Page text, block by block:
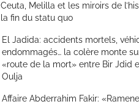
Ceuta, Melilla et les miroirs de
la fin du statu quo
El Jadida: accidents mortels,
endommagés… la colère monte
«route de la mort» entre Bir Jdid
Oulja
Affaire Abderrahim Fakir: